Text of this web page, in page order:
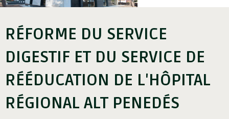
RÉFORME DU SERVICE
DIGESTIF ET DU SERVICE DE
RÉÉDUCATION DE L'HÔPITAL
RÉGIONAL ALT PENEDÉS